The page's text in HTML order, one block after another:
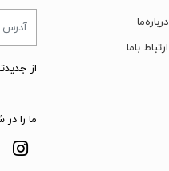
درباره‌ما
ارتباط‌ با‌ما
از
ما را